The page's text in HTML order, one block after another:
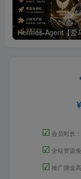
☑ 会员时长
☑ 全站资源
☑ 推广佣金